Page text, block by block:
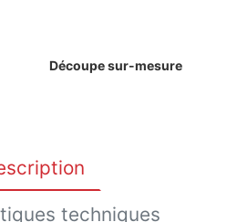
Découpe sur-mesure
techniques